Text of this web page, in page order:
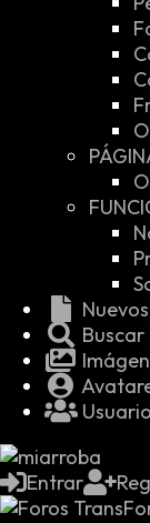
Buscar
Entrar